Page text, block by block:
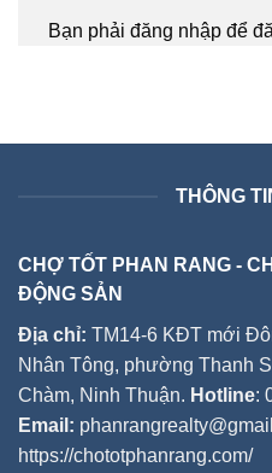
Bạn phải đăng nhập để
THÔNG
CHỢ TỐT PHAN RANG -
ĐỘNG SẢN
Địa chỉ: TM14-6 KĐT mới
Nhân Tông, phường Thanh
Chàm, Ninh Thuận. Hotline:
Email:
https://chototphanrang.com/